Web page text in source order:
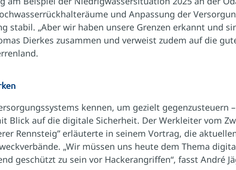
und Anpassung der
stabil. „Aber wir haben unsere Grenzen erkannt und
Dierkes zusammen und verweist zudem auf die
kennen, um gezielt gegenzusteuern
Blick auf die digitale Sicherheit. Der Werkleiter vom
Rennsteig” erläuterte in seinem Vortrag, die
„Wir müssen uns heute dem Thema
geschützt zu sein vor Hackerangriffen“, fasst André